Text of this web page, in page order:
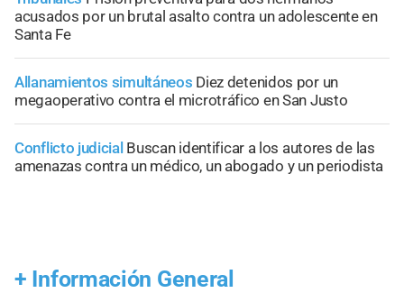
acusados por un brutal asalto contra un adolescente en
Santa Fe
Allanamientos simultáneos Diez detenidos por un
megaoperativo contra el microtráfico en San Justo
Conflicto judicial Buscan identificar a los autores de las
amenazas contra un médico, un abogado y un periodista
+ Información General